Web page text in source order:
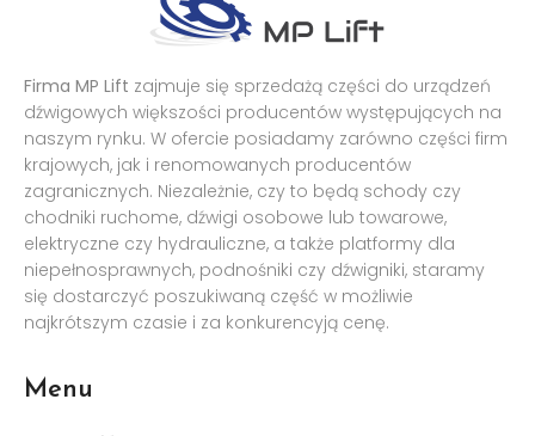
Firma MP Lift zajmuje się sprzedażą części do urządzeń
dźwigowych większości producentów występujących na
naszym rynku. W ofercie posiadamy zarówno części firm
krajowych, jak i renomowanych producentów
zagranicznych. Niezależnie, czy to będą schody czy
chodniki ruchome, dźwigi osobowe lub towarowe,
elektryczne czy hydrauliczne, a także platformy dla
niepełnosprawnych, podnośniki czy dźwigniki, staramy
się dostarczyć poszukiwaną część w możliwie
najkrótszym czasie i za konkurencyją cenę.
Menu